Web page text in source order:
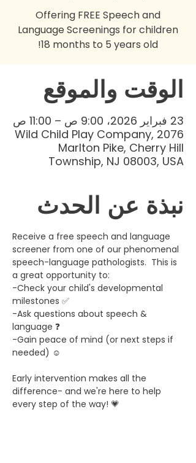
Offering FREE Speech and
Language Screenings for children
18 months to 5 years old!
الوقت والموقع
23 فبراير 2026، 9:00 ص – 11:00 ص
Wild Child Play Company, 2076
Marlton Pike, Cherry Hill
Township, NJ 08003, USA
نبذة عن الحدث
Receive a free speech and language
screener from one of our phenomenal
speech-language pathologists.  This is
a great opportunity to:
-Check your child's developmental
milestones ✅
-Ask questions about speech &
language ❓
-Gain peace of mind (or next steps if
needed) ☺️
Early intervention makes all the
difference- and we're here to help
every step of the way! 💗